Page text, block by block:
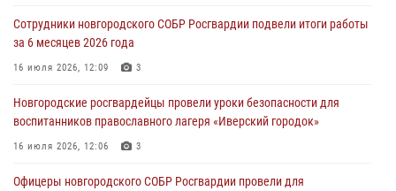
разрешительной работы Росгвардии провели телефонную «горячую
линию»
30 июля 2026, 14:36 1
Новгородские росгвардейцы рассказали о службе детям из летнего
лагеря «Волынь»
30 июля 2026, 08:40 5
Сотрудники новгородского СОБР Росгвардии подвели итоги работы
за 6 месяцев 2026 года
16 июля 2026, 12:09 3
Новгородские росгвардейцы провели уроки безопасности для
воспитанников православного лагеря «Иверский городок»
16 июля 2026, 12:06 3
Офицеры новгородского СОБР Росгвардии провели для